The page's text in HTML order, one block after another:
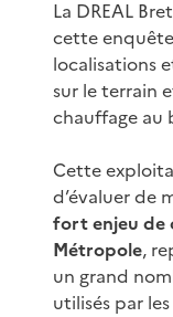
La DREAL
cette
localisations
sur le terrain
chauffage au
Cette
d’évaluer de
fort enjeu de
Métropole,
un grand
utilisés par